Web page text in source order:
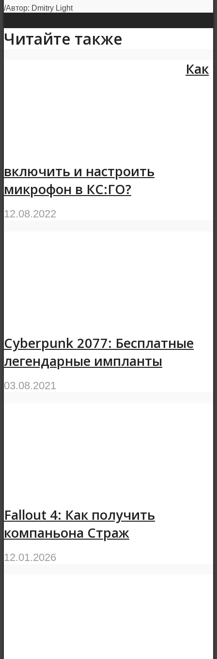
/Автор: Dmitry Light
Читайте также
Как
включить и настроить
микрофон в КС:ГО?
12.08.2022
Cyberpunk 2077: Бесплатные
легендарные импланты
03.08.2021
Fallout 4: Как получить
компаньона Страж
12.01.2026